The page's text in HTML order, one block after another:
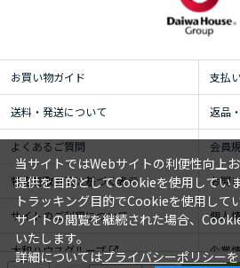
お買い物ガイド 支払
送料・発送について 返品
よくあるご質問 会員
特定商取引法に基づく表示 お問
サイトのご利用について 個人
大和ハウスグループ 企業
当サイトではWebサイトの利便性向上
提供を目的としてCookieを使用してい
トラッキング目的でCookieを使用して
サイトの閲覧を継続された場合、
いたします。
詳細についてはプライバシーポリシー